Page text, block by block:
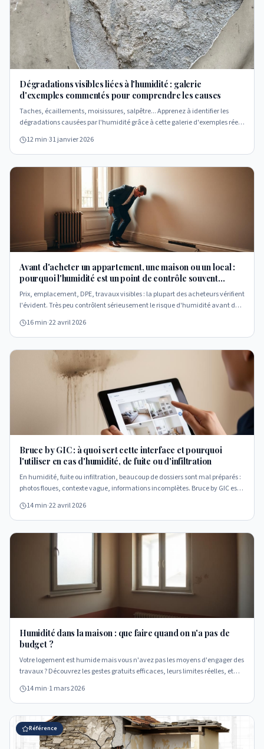
Dégradations visibles liées à l'humidité : galerie
d'exemples commentés pour comprendre les causes
Taches, écaillements, moisissures, salpêtre... Apprenez à identifier les
dégradations causées par l'humidité grâce à cette galerie d'exemples réels
12 min·31 janvier 2026
Avant d'acheter un appartement, une maison ou un local :
pourquoi l'humidité est un point de contrôle souvent
négligé
Prix, emplacement, DPE, travaux visibles : la plupart des acheteurs vérifient
l'évident. Très peu contrôlent sérieusement le risque d'humidité avant de
infiltration, des remontées capillaires ou un défaut de ventilation. Guide
complet pour acquérir en connaissance de cause.
16 min·22 avril 2026
Bruce by GIC : à quoi sert cette interface et pourquoi
l'utiliser en cas d'humidité, de fuite ou d'infiltration
En humidité, fuite ou infiltration, beaucoup de dossiers sont mal préparés :
photos floues, contexte vague, informations incomplètes. Bruce by GIC est
lecture par l'équipe GIC. À quoi sert-elle, dans quels cas l'utiliser et pour
quels profils elle apporte une vraie valeur.
14 min·22 avril 2026
Humidité dans la maison : que faire quand on n'a pas de
budget ?
Votre logement est humide mais vous n'avez pas les moyens d'engager des
travaux ? Découvrez les gestes gratuits efficaces, leurs limites réelles, et
14 min·1 mars 2026
Référence